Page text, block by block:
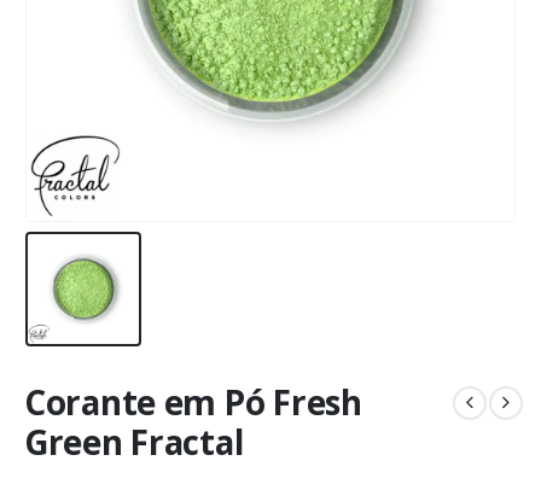
Corante em Pó Fresh
Green Fractal